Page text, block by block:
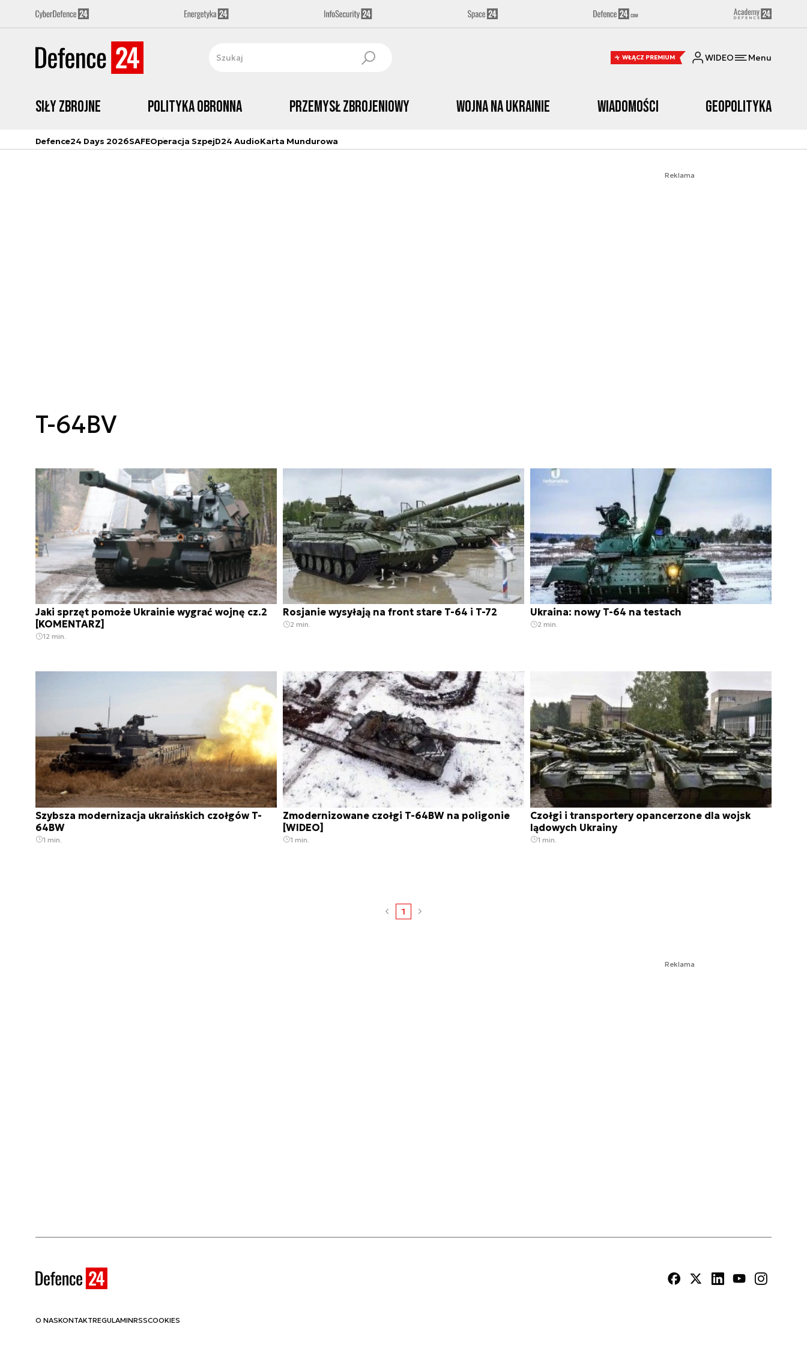
WŁĄCZ PREMIUM WIDEO Menu
Siły zbrojne Polityka obronna Przemysł Zbrojeniowy Wojna na Ukrainie Wiadomości Geopolityka
Defence24 Days 2026SAFEOperacja SzpejD24 AudioKarta Mundurowa
Reklama
T-64BV
Jaki sprzęt pomoże Ukrainie wygrać wojnę cz.2
[KOMENTARZ]
12 min.
Rosjanie wysyłają na front stare T-64 i T-72
2 min.
Ukraina: nowy T-64 na testach
2 min.
Szybsza modernizacja ukraińskich czołgów T-
64BW
1 min.
Zmodernizowane czołgi T-64BW na poligonie
[WIDEO]
1 min.
Czołgi i transportery opancerzone dla wojsk
lądowych Ukrainy
1 min.
1
Reklama
O NASKONTAKTREGULAMINRSSCOOKIES